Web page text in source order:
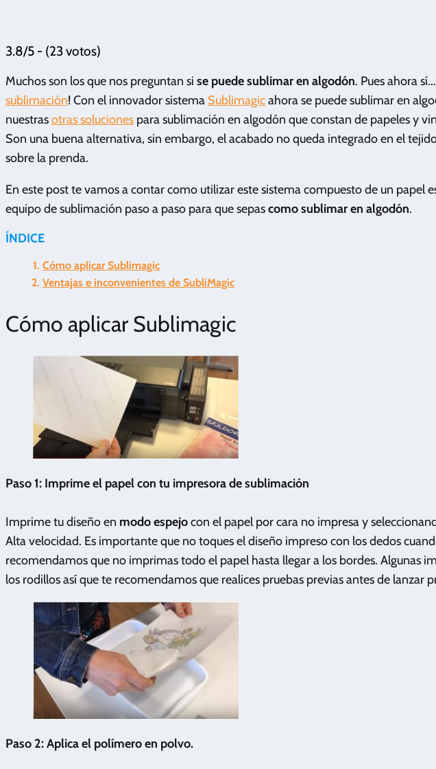
3.8/5 - (23 votos)
Muchos son los que nos preguntan si se puede sublimar en algodón. Pues ahora
sublimación! Con el innovador sistema Sublimagicahora se puede sublimar en
nuestrasotras soluciones para sublimación en algodón que constan de papeles y
Son una buena alternativa, sin embargo, el acabado no queda integrado en el
sobre la prenda.
En este post te vamos a contar como utilizar este sistema compuesto de un papel
equipo de sublimación paso a paso para que sepascomo sublimar en algodón.
ÍNDICE
Cómo aplicar Sublimagic
Ventajas e inconvenientes de SubliMagic
Cómo aplicar Sublimagic
Paso 1: Imprime el papel con tu impresora de sublimación
Imprime tu diseño en modo espejocon el papel por cara no impresa y
Alta velocidad. Es importante que no toques el diseño impreso con los dedos
recomendamos que no imprimas todo el papel hasta llegar a los bordes. Algunas
los rodillos así que te recomendamos que realices pruebas previas antes de lanzar
Paso 2: Aplica el polímero en polvo.